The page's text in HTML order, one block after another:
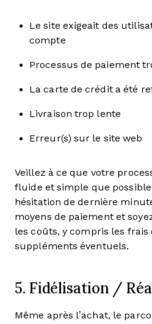
Le site exigeait des
compte
Processus de paiement
La carte de crédit a été
Livraison trop lente
Erreur(s) sur le site web
Veillez à ce que votre
fluide et simple que
hésitation de dernière
moyens de paiement et
les coûts, y compris les frais
suppléments éventuels.
5. Fidélisation /
Même après l’achat, le